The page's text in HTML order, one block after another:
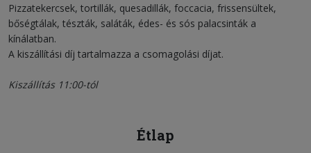
Pizzatekercsek, tortillák, quesadillák, foccacia, frissensültek,
bőségtálak, tészták, saláták, édes- és sós palacsinták a
kínálatban.
A kiszállítási díj tartalmazza a csomagolási díjat.
Kiszállítás 11:00-tól
Étlap